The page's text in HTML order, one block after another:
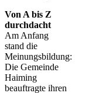
Von A bis Z
durchdacht
Am Anfang
stand die
Meinungsbildung:
Die Gemeinde
Haiming
beauftragte ihren